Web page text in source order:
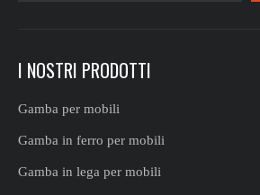
I NOSTRI PRODOTTI
Gamba per mobili
Gamba in ferro per mobili
Gamba in lega per mobili